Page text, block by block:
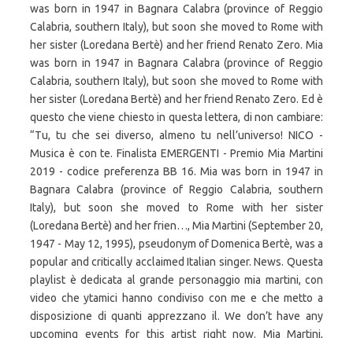
was born in 1947 in Bagnara Calabra (province of Reggio
Calabria, southern Italy), but soon she moved to Rome with
her sister (Loredana Bertè) and her friend Renato Zero. Mia
was born in 1947 in Bagnara Calabra (province of Reggio
Calabria, southern Italy), but soon she moved to Rome with
her sister (Loredana Bertè) and her friend Renato Zero. Ed è
questo che viene chiesto in questa lettera, di non cambiare:
“Tu, tu che sei diverso, almeno tu nell’universo! NICO -
Musica è con te. Finalista EMERGENTI - Premio Mia Martini
2019 - codice preferenza BB 16. Mia was born in 1947 in
Bagnara Calabra (province of Reggio Calabria, southern
Italy), but soon she moved to Rome with her sister
(Loredana Bertè) and her frien…, Mia Martini (September 20,
1947 - May 12, 1995), pseudonym of Domenica Bertè, was a
popular and critically acclaimed Italian singer. News. Questa
playlist è dedicata al grande personaggio mia martini, con
video che ytamici hanno condiviso con me e che metto a
disposizione di quanti apprezzano il. We don’t have any
upcoming events for this artist right now. Mia Martini,